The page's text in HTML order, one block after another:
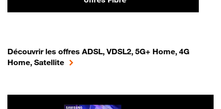
Découvrir les offres ADSL, VDSL2, 5G+ Home, 4G
Home, Satellite